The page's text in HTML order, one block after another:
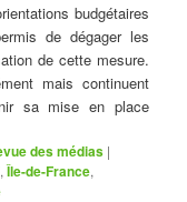
budgétaires
de dégager les
de cette mesure.
mais continuent
sa mise en place
des médias |
,Île-de-France,